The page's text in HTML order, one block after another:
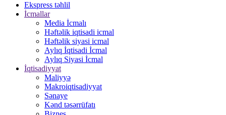
Ekspress təhlil
İcmallar
Media İcmalı
Həftəlik iqtisadi icmal
Həftəlik siyasi icmal
Aylıq İqtisadi İcmal
Aylıq Siyasi İcmal
İqtisadiyyat
Maliyyə
Makroiqtisadiyyat
Sənaye
Kənd təsərrüfatı